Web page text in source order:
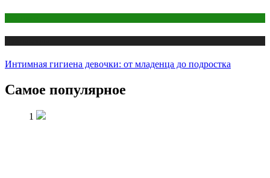
Интимная гигиена девочки: от младенца до подростка
Самое популярное
1